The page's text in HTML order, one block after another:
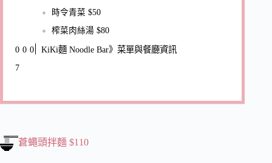
時令青菜 $50
榨菜肉絲湯 $80
KiKi麵 Noodle Bar》菜單與餐廳資訊
蒼蠅頭拌麵 $110